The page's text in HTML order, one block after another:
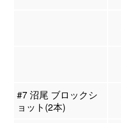
#7 沼尾 ブロックシ
ョット(2本)